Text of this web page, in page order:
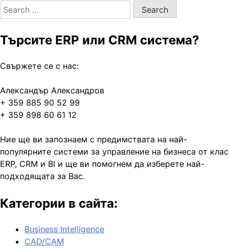
Search
for:
Търсите ERP или CRM система?
Свържете се с нас:
Александър Александров
+ 359 885 90 52 99
+ 359 898 60 61 12
Ние ще ви запознаем с предимствата на най-
популярните системи за управление на бизнеса от клас
ERP, CRM и BI и ще ви помогнем да изберете най-
подходящата за Вас.
Категории в сайта:
Business Intelligence
CAD/CAM